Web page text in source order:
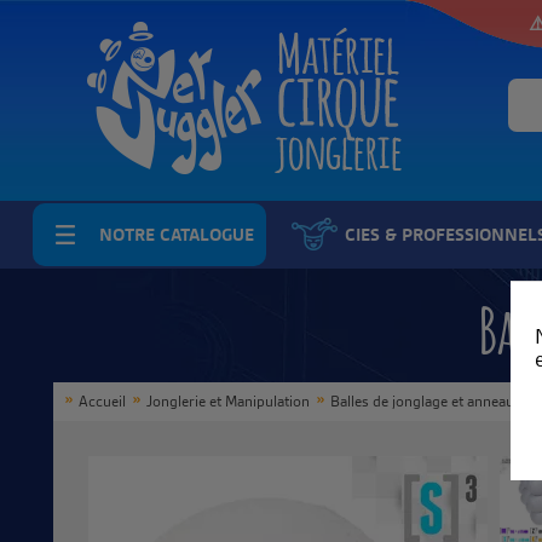
NOTRE CATALOGUE CIES &
Accueil Jonglerie et Manipulation Balles de jonglage et anneaux